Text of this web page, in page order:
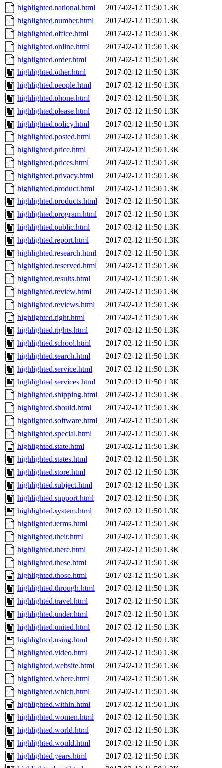
highlighted.national.html
2017-02-12 11:50 1.3K
highlighted.number.html
2017-02-12 11:50 1.3K
highlighted.office.html
2017-02-12 11:50 1.3K
highlighted.online.html
2017-02-12 11:50 1.3K
highlighted.order.html
2017-02-12 11:50 1.3K
highlighted.other.html
2017-02-12 11:50 1.3K
highlighted.people.html
2017-02-12 11:50 1.3K
highlighted.phone.html
2017-02-12 11:50 1.3K
highlighted.please.html
2017-02-12 11:50 1.3K
highlighted.policy.html
2017-02-12 11:50 1.3K
highlighted.posted.html
2017-02-12 11:50 1.3K
highlighted.price.html
2017-02-12 11:50 1.3K
highlighted.prices.html
2017-02-12 11:50 1.3K
highlighted.privacy.html
2017-02-12 11:50 1.3K
highlighted.product.html
2017-02-12 11:50 1.3K
highlighted.products.html
2017-02-12 11:50 1.3K
highlighted.program.html
2017-02-12 11:50 1.3K
highlighted.public.html
2017-02-12 11:50 1.3K
highlighted.report.html
2017-02-12 11:50 1.3K
highlighted.research.html
2017-02-12 11:50 1.3K
highlighted.reserved.html
2017-02-12 11:50 1.3K
highlighted.results.html
2017-02-12 11:50 1.3K
highlighted.review.html
2017-02-12 11:50 1.3K
highlighted.reviews.html
2017-02-12 11:50 1.3K
highlighted.right.html
2017-02-12 11:50 1.3K
highlighted.rights.html
2017-02-12 11:50 1.3K
highlighted.school.html
2017-02-12 11:50 1.3K
highlighted.search.html
2017-02-12 11:50 1.3K
highlighted.service.html
2017-02-12 11:50 1.3K
highlighted.services.html
2017-02-12 11:50 1.3K
highlighted.shipping.html
2017-02-12 11:50 1.3K
highlighted.should.html
2017-02-12 11:50 1.3K
highlighted.software.html
2017-02-12 11:50 1.3K
highlighted.special.html
2017-02-12 11:50 1.3K
highlighted.state.html
2017-02-12 11:50 1.3K
highlighted.states.html
2017-02-12 11:50 1.3K
highlighted.store.html
2017-02-12 11:50 1.3K
highlighted.subject.html
2017-02-12 11:50 1.3K
highlighted.support.html
2017-02-12 11:50 1.3K
highlighted.system.html
2017-02-12 11:50 1.3K
highlighted.terms.html
2017-02-12 11:50 1.3K
highlighted.their.html
2017-02-12 11:50 1.3K
highlighted.there.html
2017-02-12 11:50 1.3K
highlighted.these.html
2017-02-12 11:50 1.3K
highlighted.those.html
2017-02-12 11:50 1.3K
highlighted.through.html
2017-02-12 11:50 1.3K
highlighted.travel.html
2017-02-12 11:50 1.3K
highlighted.under.html
2017-02-12 11:50 1.3K
highlighted.united.html
2017-02-12 11:50 1.3K
highlighted.using.html
2017-02-12 11:50 1.3K
highlighted.video.html
2017-02-12 11:50 1.3K
highlighted.website.html
2017-02-12 11:50 1.3K
highlighted.where.html
2017-02-12 11:50 1.3K
highlighted.which.html
2017-02-12 11:50 1.3K
highlighted.within.html
2017-02-12 11:50 1.3K
highlighted.women.html
2017-02-12 11:50 1.3K
highlighted.world.html
2017-02-12 11:50 1.3K
highlighted.would.html
2017-02-12 11:50 1.3K
highlighted.years.html
2017-02-12 11:50 1.3K